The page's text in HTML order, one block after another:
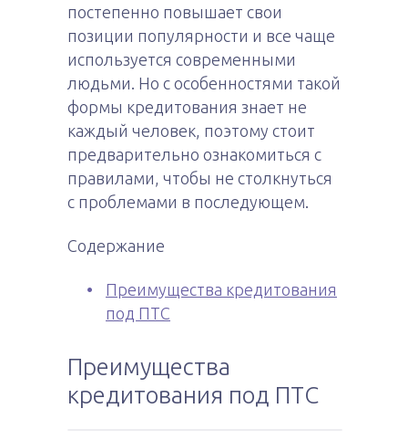
постепенно повышает свои
позиции популярности и все чаще
используется современными
людьми. Но с особенностями такой
формы кредитования знает не
каждый человек, поэтому стоит
предварительно ознакомиться с
правилами, чтобы не столкнуться
с проблемами в последующем.
Содержание
Преимущества кредитования
под ПТС
Преимущества
кредитования под ПТС